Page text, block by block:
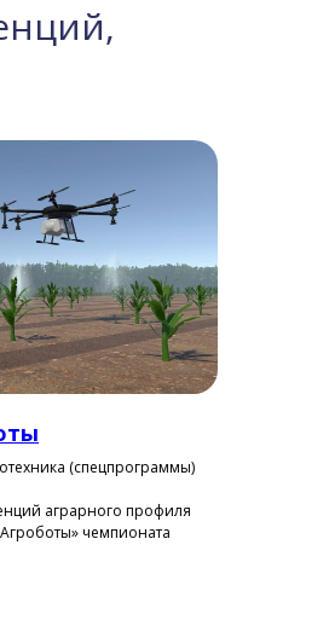
(спецпрограммы)
аграрного профиля
чемпионата